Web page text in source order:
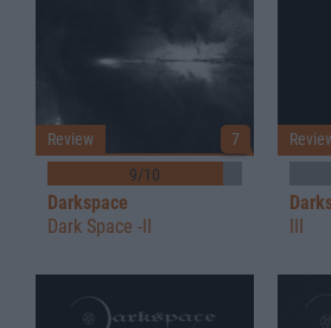
9/10
Review
Darkspace
7
Dark Space -II III